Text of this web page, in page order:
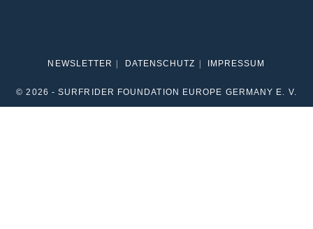
NEWSLETTER DATENSCHUTZ IMPRESSUM
© 2026 - SURFRIDER FOUNDATION EUROPE GERMANY E. V.